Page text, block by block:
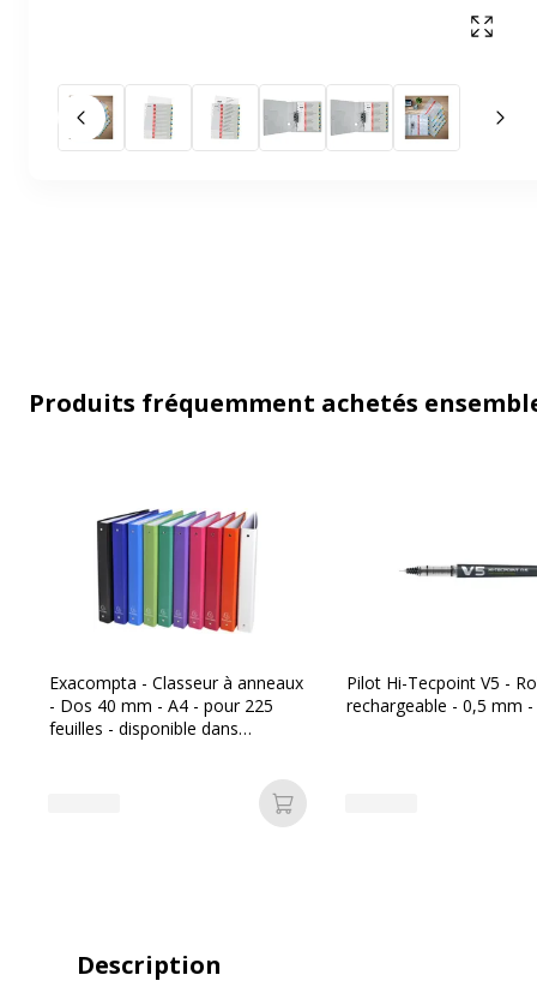
Slide précédent
Produits fréquemment achetés
Exacompta - Classeur à anneaux
- Dos 40 mm - A4 - pour 225
feuilles - disponible dans
Ajouter au panier
Pilot Hi-Tecpoint V5 -
rechargeable - 0,5 mm
Description